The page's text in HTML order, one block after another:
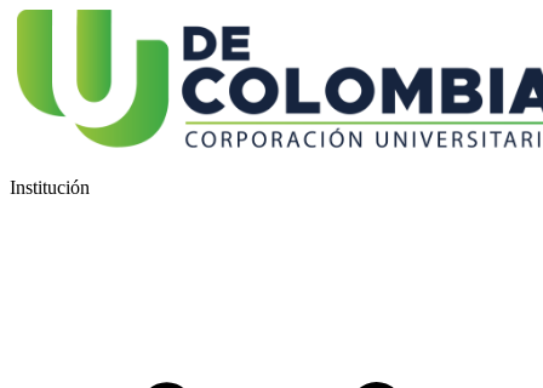
Institución